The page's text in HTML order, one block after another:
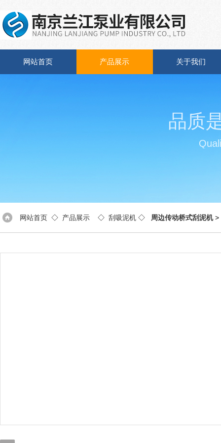
网站首页 产品展示 关于我们
品质
网站首页 ◇ 产品展示 ◇ 刮吸泥机 ◇ 周边传动桥式刮泥机>